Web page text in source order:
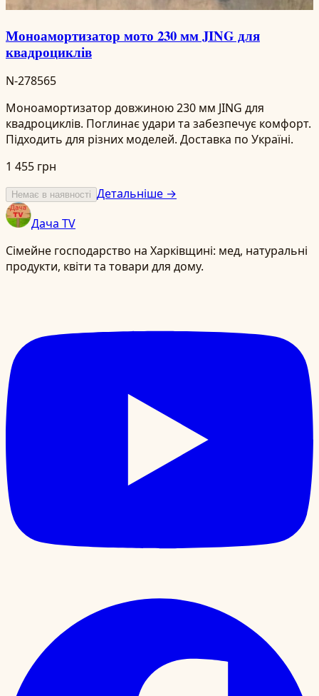
Моноамортизатор мото 230 мм JING для
квадроциклів
N-278565
Моноамортизатор довжиною 230 мм JING для
квадроциклів. Поглинає удари та забезпечує комфорт.
Підходить для різних моделей. Доставка по Україні.
1 455 грн
Немає в наявності Детальніше →
Дача TV
Сімейне господарство на Харківщині: мед, натуральні
продукти, квіти та товари для дому.